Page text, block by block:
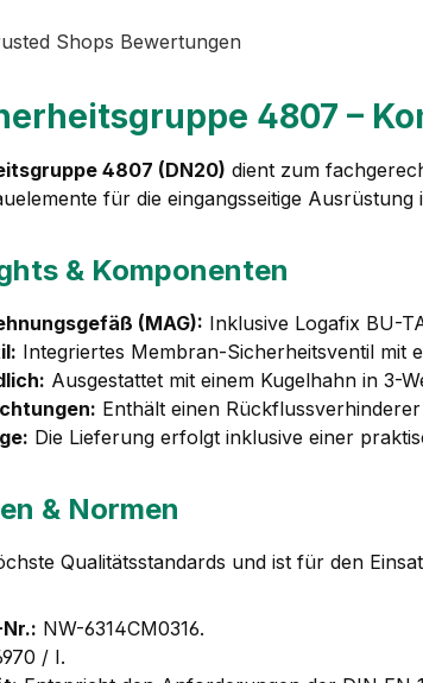
Shops Bewertungen
4807 –
4807 (DN20) dient zum
für die eingangsseitige Ausrüstung
& Komponenten
(MAG): Inklusive Logafix BU-
Integriertes Membran-Sicherheitsventil mit
Ausgestattet mit einem Kugelhahn in 3-
Enthält einen
Die Lieferung erfolgt inklusive einer
& Normen
Qualitätsstandards und ist für den
NW-6314CM0316.
/ I.